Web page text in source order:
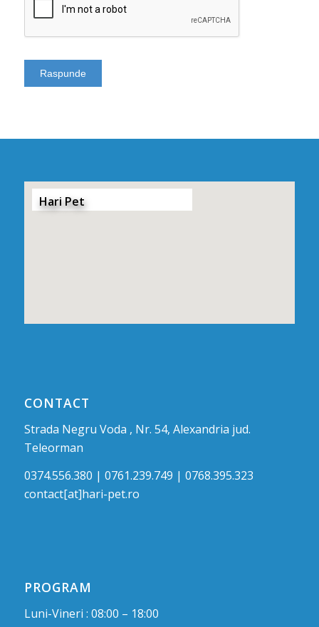
Hari Pet
CONTACT
Strada Negru Voda , Nr. 54, Alexandria jud.
Teleorman
0374.556.380 | 0761.239.749 | 0768.395.323
contact[at]hari-pet.ro
PROGRAM
Luni-Vineri : 08:00 – 18:00